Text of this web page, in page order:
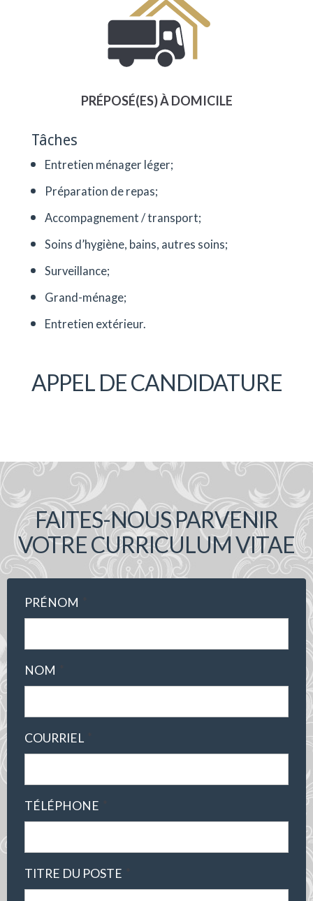
PRÉPOSÉ(ES) À DOMICILE
Tâches
Entretien ménager léger;
Préparation de repas;
Accompagnement / transport;
Soins d’hygiène, bains, autres soins;
Surveillance;
Grand-ménage;
Entretien extérieur.
APPEL DE CANDIDATURE
FAITES-NOUS PARVENIR
VOTRE CURRICULUM VITAE
PRÉNOM
NOM
COURRIEL
TÉLÉPHONE
TITRE DU POSTE